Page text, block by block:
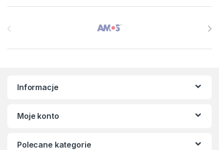
Informacje
Moje konto
Polecane kategorie